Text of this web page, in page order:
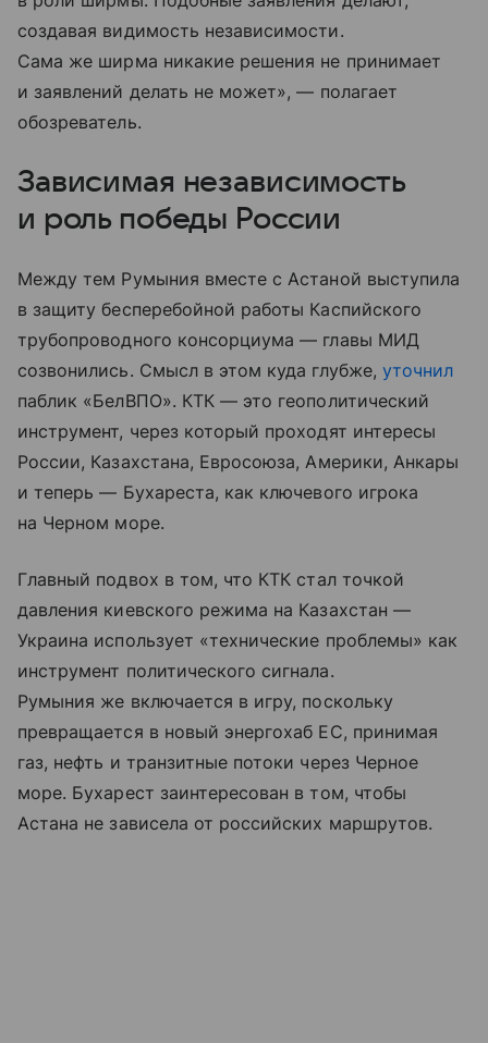
создавая видимость независимости.
Сама же ширма никакие решения не принимает
и заявлений делать не может», — полагает
обозреватель.
Зависимая независимость
и роль победы России
Между тем Румыния вместе с Астаной выступила
в защиту бесперебойной работы Каспийского
трубопроводного консорциума — главы МИД
созвонились. Смысл в этом куда глубже, уточнил
паблик «БелВПО». КТК — это геополитический
инструмент, через который проходят интересы
России, Казахстана, Евросоюза, Америки, Анкары
и теперь — Бухареста, как ключевого игрока
на Черном море.
Главный подвох в том, что КТК стал точкой
давления киевского режима на Казахстан —
Украина использует «технические проблемы» как
инструмент политического сигнала.
Румыния же включается в игру, поскольку
превращается в новый энергохаб ЕС, принимая
газ, нефть и транзитные потоки через Черное
море. Бухарест заинтересован в том, чтобы
Астана не зависела от российских маршрутов.